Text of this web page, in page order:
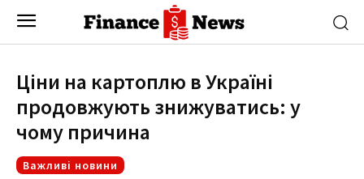
Ціни на картоплю в Україні
продовжують знижуватись: у
чому причина
Важливі новини